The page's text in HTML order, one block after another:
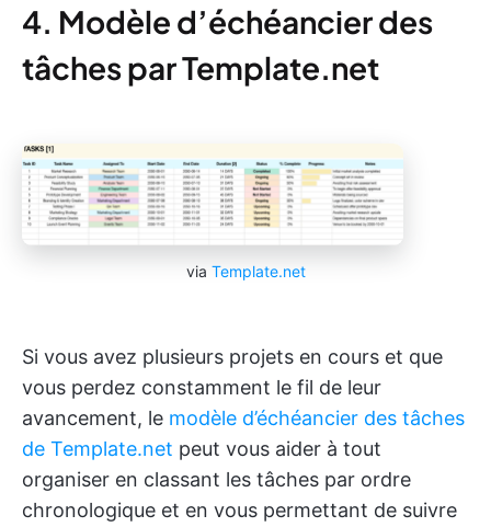
4. Modèle d’échéancier des
tâches par Template.net
via Template.net
Si vous avez plusieurs projets en cours et que
vous perdez constamment le fil de leur
avancement, le modèle d’échéancier des tâches
de Template.net peut vous aider à tout
organiser en classant les tâches par ordre
chronologique et en vous permettant de suivre